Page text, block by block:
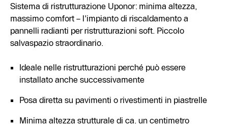
Sistema di ristrutturazione Uponor: minima altezza,
massimo comfort – l'impianto di riscaldamento a
pannelli radianti per ristrutturazioni soft. Piccolo
salvaspazio straordinario.
Ideale nelle ristrutturazioni perché può essere
installato anche successivamente
Posa diretta su pavimenti o rivestimenti in piastrelle
Minima altezza strutturale di ca. un centimetro